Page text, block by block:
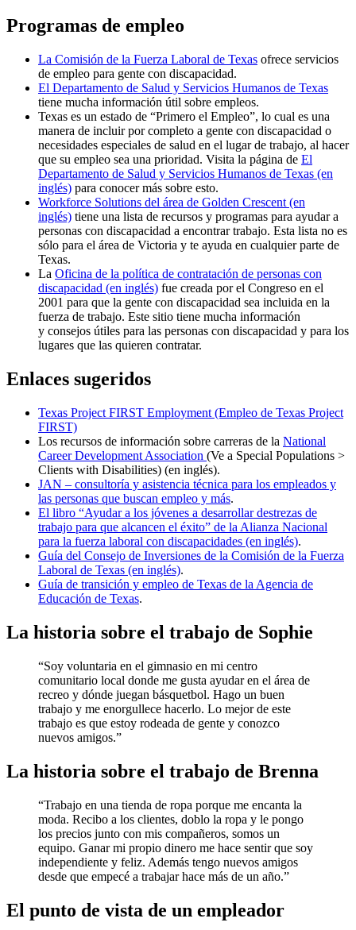
Programas de empleo
La Comisión de la Fuerza Laboral de Texas ofrece servicios
de empleo para gente con discapacidad.
El Departamento de Salud y Servicios Humanos de Texas
tiene mucha información útil sobre empleos.
Texas es un estado de “Primero el Empleo”, lo cual es una
manera de incluir por completo a gente con discapacidad o
necesidades especiales de salud en el lugar de trabajo, al hacer
que su empleo sea una prioridad. Visita la página de El
Departamento de Salud y Servicios Humanos de Texas (en
inglés) para conocer más sobre esto.
Workforce Solutions del área de Golden Crescent (en
inglés) tiene una lista de recursos y programas para ayudar a
personas con discapacidad a encontrar trabajo. Esta lista no es
sólo para el área de Victoria y te ayuda en cualquier parte de
Texas.
La Oficina de la política de contratación de personas con
discapacidad (en inglés) fue creada por el Congreso en el
2001 para que la gente con discapacidad sea incluida en la
fuerza de trabajo. Este sitio tiene mucha información
y consejos útiles para las personas con discapacidad y para los
lugares que las quieren contratar.
Enlaces sugeridos
Texas Project FIRST Employment (Empleo de Texas Project
FIRST)
Los recursos de información sobre carreras de la National
Career Development Association (Ve a Special Populations >
Clients with Disabilities) (en inglés).
JAN – consultoría y asistencia técnica para los empleados y
las personas que buscan empleo y más.
El libro “Ayudar a los jóvenes a desarrollar destrezas de
trabajo para que alcancen el éxito” de la Alianza Nacional
para la fuerza laboral con discapacidades (en inglés).
Guía del Consejo de Inversiones de la Comisión de la Fuerza
Laboral de Texas (en inglés).
Guía de transición y empleo de Texas de la Agencia de
Educación de Texas.
La historia sobre el trabajo de Sophie
“Soy voluntaria en el gimnasio en mi centro
comunitario local donde me gusta ayudar en el área de
recreo y dónde juegan básquetbol. Hago un buen
trabajo y me enorgullece hacerlo. Lo mejor de este
trabajo es que estoy rodeada de gente y conozco
nuevos amigos.”
La historia sobre el trabajo de Brenna
“Trabajo en una tienda de ropa porque me encanta la
moda. Recibo a los clientes, doblo la ropa y le pongo
los precios junto con mis compañeros, somos un
equipo. Ganar mi propio dinero me hace sentir que soy
independiente y feliz. Además tengo nuevos amigos
desde que empecé a trabajar hace más de un año.”
El punto de vista de un empleador